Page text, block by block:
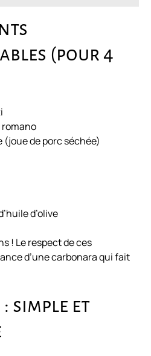
(pour 4
romano
(joue de porc séchée)
d’olive
! Le respect de ces
d’une carbonara qui fait
simple et